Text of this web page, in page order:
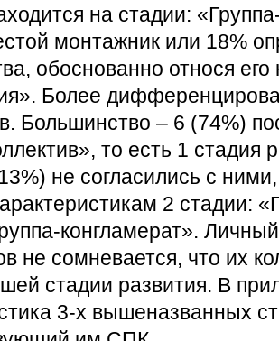
на стадии:
монтажник или 18%
обоснованно относя его
Более
Большинство – 6 (74%)
то есть 1 стадия
не согласились с
2 стадии:
конгламерат».
не сомневается, что их
стадии развития. В
3-х вышеназванных